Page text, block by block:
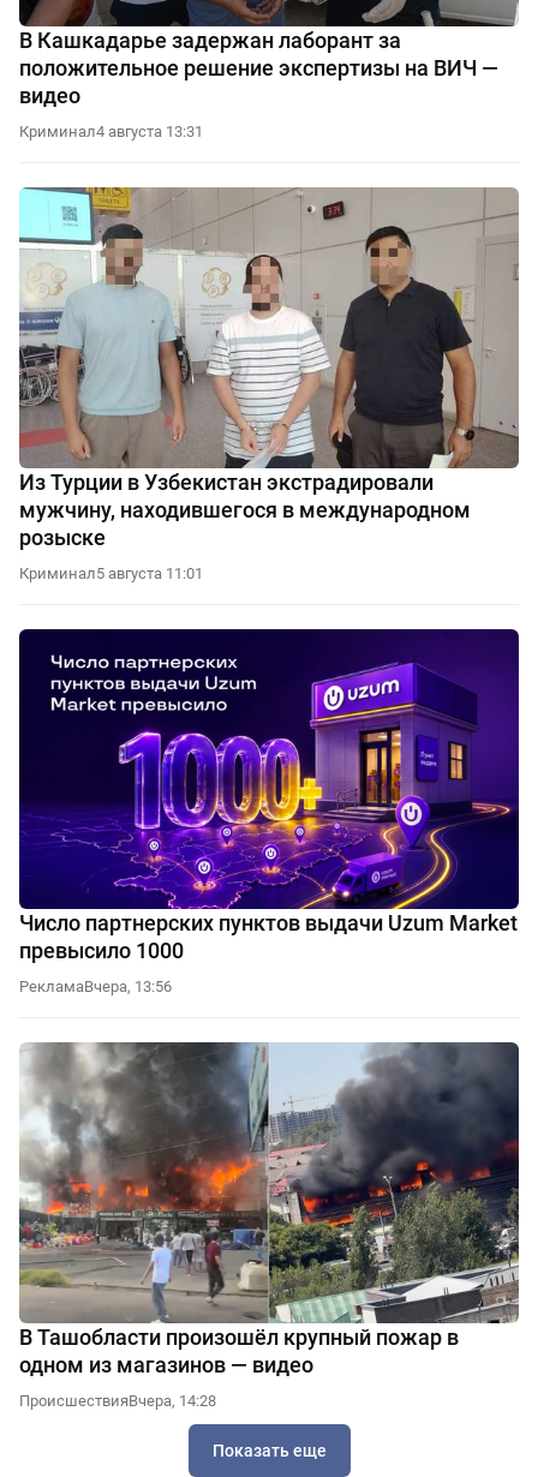
В Кашкадарье задержан лаборант за
положительное решение экспертизы на ВИЧ —
видео
Криминал4 августа 13:31
Из Турции в Узбекистан экстрадировали
мужчину, находившегося в международном
розыске
Криминал5 августа 11:01
Число партнерских пунктов выдачи Uzum Market
превысило 1000
РекламаВчера, 13:56
В Ташобласти произошёл крупный пожар в
одном из магазинов — видео
ПроисшествияВчера, 14:28
Показать еще